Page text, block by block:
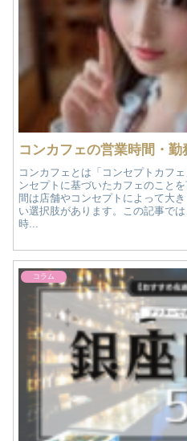
コンカフェとは「コンセプトカフ
ンセプトに基づいたカフェのこと
間は店舗やコンセプトによって大
い選択肢があります。この記事で
時...
コラム